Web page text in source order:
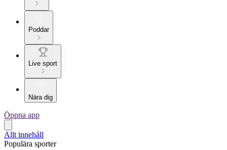
Poddar
Live sport
Nära dig
Öppna app
Allt innehåll
Populära sporter